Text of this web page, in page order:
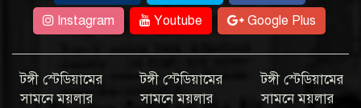
Instagram
Youtube Google Plus
টঙ্গী স্টেডিয়ামের
সামনে ময়লার
টঙ্গী স্টেডিয়ামের
সামনে ময়লার
টঙ্গী স্টেডিয়ামের
সামনে ময়লার